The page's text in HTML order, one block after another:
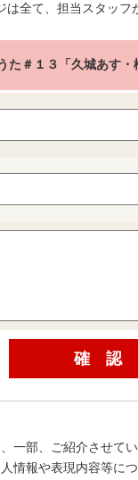
全て、担当スタッ
た＃１３「久城あす・
一部、ご紹介させて
情報や表現内容等に